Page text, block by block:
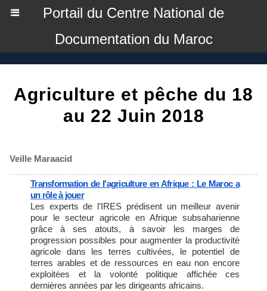
Portail du Centre National de
Documentation du Maroc
Agriculture et pêche du 18
au 22 Juin 2018
Veille Maraacid
Transformation de l'agriculture en Afrique : Le Maroc a
un rôle à jouer
Les experts de l’IRES prédisent un meilleur avenir
pour le secteur agricole en Afrique subsaharienne
grâce à ses atouts, à savoir les marges de
progression possibles pour augmenter la productivité
agricole dans les terres cultivées, le potentiel de
terres arables et de ressources en eau non encore
exploitées et la volonté politique affichée ces
dernières années par les dirigeants africains.